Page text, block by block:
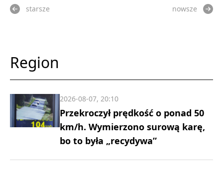
starsze nowsze
Region
Przekroczył prędkość o ponad 50
km/h. Wymierzono surową karę,
bo to była „recydywa”
2026-08-07, 20:10